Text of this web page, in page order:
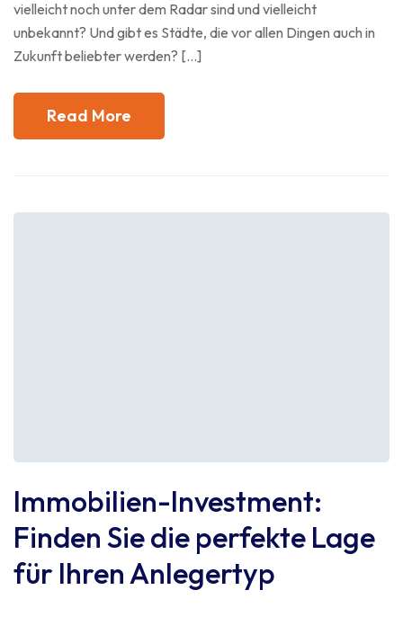
vielleicht noch unter dem Radar sind und vielleicht
unbekannt? Und gibt es Städte, die vor allen Dingen auch in
Zukunft beliebter werden? […]
Read More
Immobilien-Investment:
Finden Sie die perfekte Lage
für Ihren Anlegertyp